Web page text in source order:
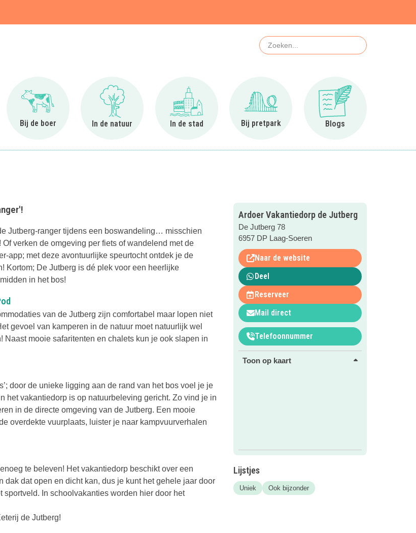
Zoeken
het water
Bij de boer
Ga naar Bij de boer
In de natuur
Ga naar In de natuur
In de stad
Ga naar In de stad
Bij pretpark
Ga naar Bij pretpark
Blogs
Ga naar Blogs
Jutberg-ranger tijdens een boswandeling… misschien
verken de omgeving per fiets of wandelend met de
app; met deze avontuurlijke speurtocht ontdek je de
Kortom; De Jutberg is dé plek voor een heerlijke
in het bos!
van de Jutberg zijn comfortabel maar lopen niet
gevoel van kamperen in de natuur moet natuurlijk wel
Naast mooie safaritenten en chalets kun je ook slapen in
door de unieke ligging aan de rand van het bos voel je je
het vakantiedorp is op natuurbeleving gericht. Zo vind je in
in de directe omgeving van de Jutberg. Een mooie
overdekte vuurplaats, luister je naar kampvuurverhalen
te beleven! Het vakantiedorp beschikt over een
dat open en dicht kan, dus je kunt het gehele jaar door
In schoolvakanties worden hier door het
de Jutberg!
Ardoer Vakantiedorp de Jutberg
De Jutberg 78
6957 DP Laag-Soeren
Naar de website
Deel
Reserveer
Mail direct
Telefoonnummer
Toon op kaart
Lijstjes
Uniek Ook bijzonder